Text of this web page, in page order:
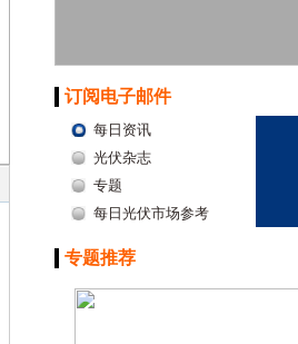
订阅电子邮件
每日资讯
光伏杂志
专题
每日光伏市场参考
专题推荐